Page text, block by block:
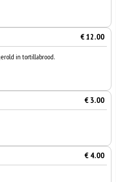
€ 12.00
in tortillabrood.
€ 3.00
€ 4.00